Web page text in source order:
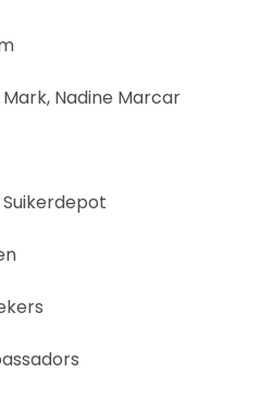
Nadine Marcar